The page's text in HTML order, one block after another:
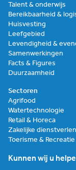
Talent & onderwijs
Bereikbaarheid &
Huisvesting
Leefgebied
Levendigheid &
Samenwerkingen
Facts & Figures
Duurzaamheid
Sectoren
Agrifood
Watertechnologie
Retail & Horeca
Zakelijke
Toerisme & Recreatie
Kunnen wij u